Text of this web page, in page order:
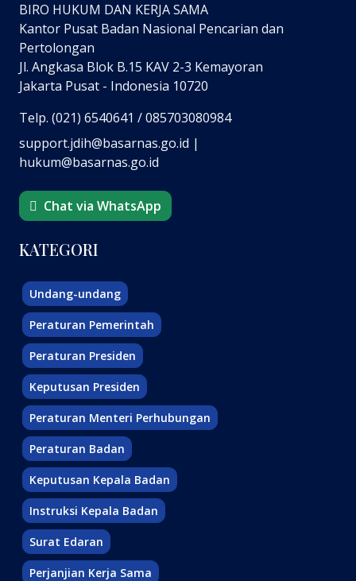
BIRO HUKUM DAN KERJA SAMA
Kantor Pusat Badan Nasional Pencarian dan
Pertolongan
Jl. Angkasa Blok B.15 KAV 2-3 Kemayoran
Jakarta Pusat - Indonesia 10720
Telp. (021) 6540641 / 085703080984
support.jdih@basarnas.go.id |
hukum@basarnas.go.id
Chat via WhatsApp
KATEGORI
Undang-undang
Peraturan Pemerintah
Peraturan Presiden
Keputusan Presiden
Peraturan Menteri Perhubungan
Peraturan Badan
Keputusan Kepala Badan
Instruksi Kepala Badan
Surat Edaran
Perjanjian Kerja Sama